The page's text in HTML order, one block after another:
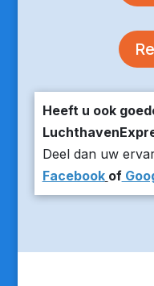
Heeft u ook
Deel dan uw
Facebook of